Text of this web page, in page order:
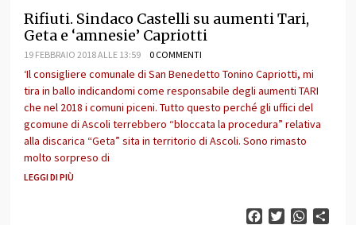
Rifiuti. Sindaco Castelli su aumenti Tari,
Geta e ‘amnesie’ Capriotti
19 FEBBRAIO 2018 ALLE 13:59 0 COMMENTI
‘Il consigliere comunale di San Benedetto Tonino Capriotti, mi
tira in ballo indicandomi come responsabile degli aumenti TARI
che nel 2018 i comuni piceni. Tutto questo perché gli uffici del
gcomune di Ascoli terrebbero “bloccata la procedura” relativa
alla discarica “Geta” sita in territorio di Ascoli. Sono rimasto
molto sorpreso di
LEGGI DI PIÙ
FacebookTwitter